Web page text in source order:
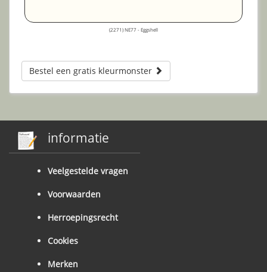
(2271) NE77 - Eggshell
Bestel een gratis kleurmonster
informatie
Veelgestelde vragen
Voorwaarden
Herroepingsrecht
Cookies
Merken